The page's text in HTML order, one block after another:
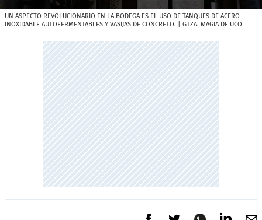
UN ASPECTO REVOLUCIONARIO EN LA BODEGA ES EL USO DE TANQUES DE ACERO
INOXIDABLE AUTOFERMENTABLES Y VASIJAS DE CONCRETO. | GTZA. MAGIA DE UCO